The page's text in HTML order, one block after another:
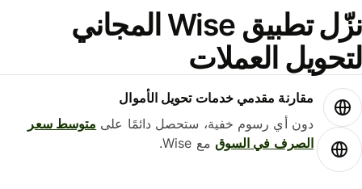
نزّل تطبيق Wise المجاني
العملات
مقارنة مقدمي خدمات تحويل الأموال
دون أي رسوم خفية، ستحصل دائمًا علىمتوسط ​​سعر
الصرف في السوقمع Wise.